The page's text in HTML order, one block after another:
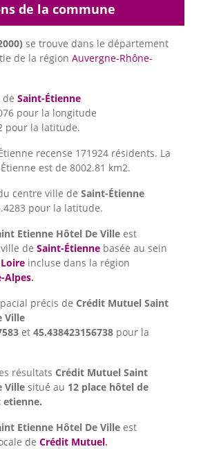
de la commune
se trouve dans le département
de la région Auvergne-Rhône-
de Saint-Étienne
pour la longitude
pour la latitude.
recense 171924 résidents. La
est de 8002.81 km2.
centre ville de Saint-Étienne
pour la latitude.
Etienne Hôtel De Ville est
de Saint-Étienne basée au sein
Loire incluse dans la région
Alpes.
précis de Crédit Mutuel Saint
Ville
et 45.438423156738 pour la
résultats Crédit Mutuel Saint
Ville situé au 12 place hôtel de
etienne.
Etienne Hôtel De Ville est
de Crédit Mutuel.